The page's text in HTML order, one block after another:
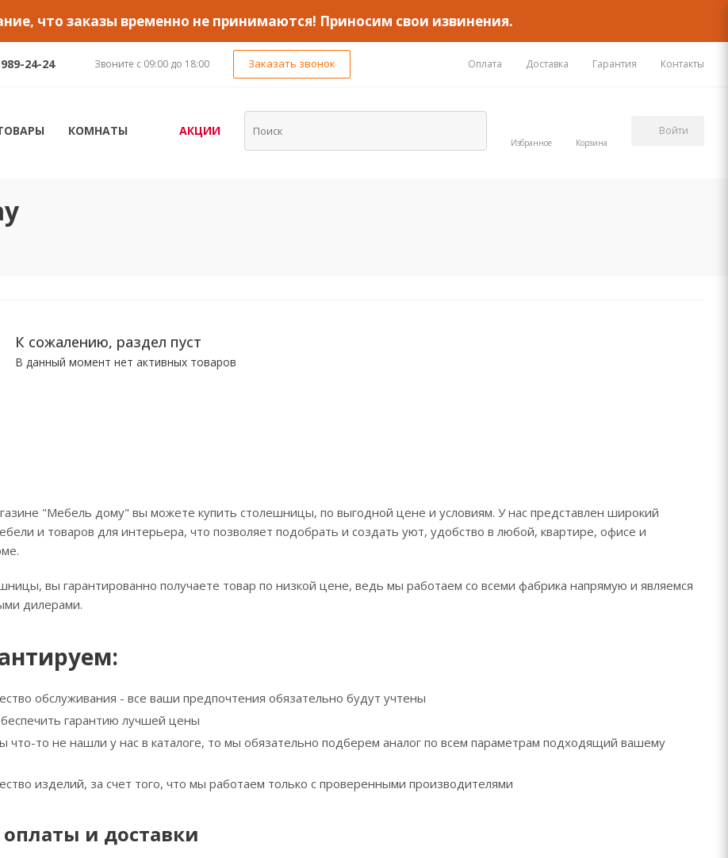
что заказы временно не принимаются! Приносим свои извинения.
24-24 Звоните с 09:00 до 18:00 Заказать звонок Оплата Доставка Гарантия Контакты
КОМНАТЫ АКЦИИ
Избранное Корзина
Войти
К сожалению, раздел пуст
В данный момент нет активных товаров
"Мебель дому" вы можете купить столешницы, по выгодной цене и условиям. У нас представлен широкий
и товаров для интерьера, что позволяет подобрать и создать уют, удобство в любой, квартире, офисе и
вы гарантированно получаете товар по низкой цене, ведь мы работаем со всеми фабрика напрямую и являемся
дилерами.
обслуживания - все ваши предпочтения обязательно будут учтены
гарантию лучшей цены
что-то не нашли у нас в каталоге, то мы обязательно подберем аналог по всем параметрам подходящий вашему
изделий, за счет того, что мы работаем только с проверенными производителями
и доставки